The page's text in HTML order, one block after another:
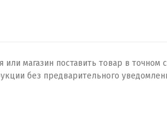
магазин поставить товар в точном
без предварительного